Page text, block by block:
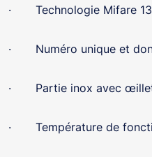
· Technologie Mifare
· Numéro unique et
· Partie inox avec œillet
· Température de